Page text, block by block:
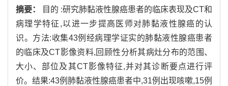
摘要：
目的 :研究肺黏液性腺癌患者的临床表现及CT和
病理学特征,以进一步提高医师对肺黏液性腺癌的认
识。方法:收集43例经病理学证实的肺黏液性腺癌患者
的临床及CT影像资料,回顾性分析其病灶分布的范围、
大小、部位及其CT影像特征,并对其诊断要点进行评
价。结果:43例肺黏液性腺癌患者中,31例出现咳嗽,15例